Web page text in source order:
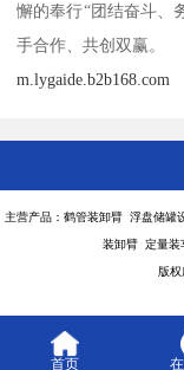
懈的奉行“团结奋斗、
手合作、共创双赢。
m.lygaide.b2b168.com
主营产品：鹤管装卸臂 浮盘储
装卸臂 定量装
版权
首页